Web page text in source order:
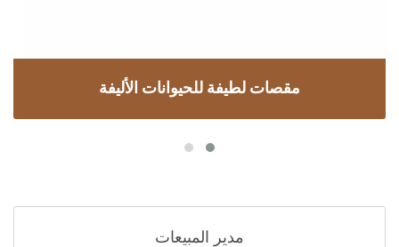
مقصات لطيفة للحيوانات الأليفة
مدير المبيعات